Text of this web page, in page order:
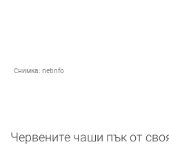
Снимка: netinfo
Червените чаши пък от